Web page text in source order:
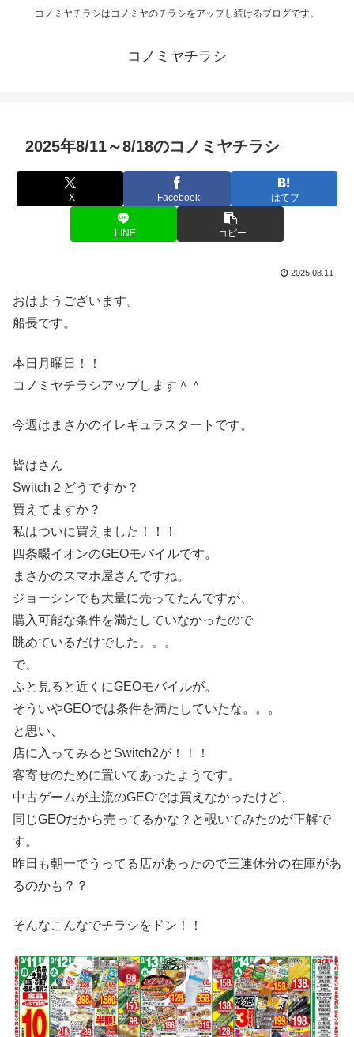
コノミヤチラシはコノミヤのチラシをアップし続けるブログです。
コノミヤチラシ
2025年8/11～8/18のコノミヤチラシ
X Facebook はてブ
LINE コピー
2025.08.11
おはようございます。
船長です。
本日月曜日！！
コノミヤチラシアップします＾＾
今週はまさかのイレギュラスタートです。
皆はさん
Switch２どうですか？
買えてますか？
私はついに買えました！！！
四条畷イオンのGEOモバイルです。
まさかのスマホ屋さんですね。
ジョーシンでも大量に売ってたんですが、
購入可能な条件を満たしていなかったので
眺めているだけでした。。。
で、
ふと見ると近くにGEOモバイルが。
そういやGEOでは条件を満たしていたな。。。
と思い、
店に入ってみるとSwitch2が！！！
客寄せのために置いてあったようです。
中古ゲームが主流のGEOでは買えなかったけど、
同じGEOだから売ってるかな？と覗いてみたのが正解で
す。
昨日も朝一でうってる店があったので三連休分の在庫があ
るのかも？？
そんなこんなでチラシをドン！！